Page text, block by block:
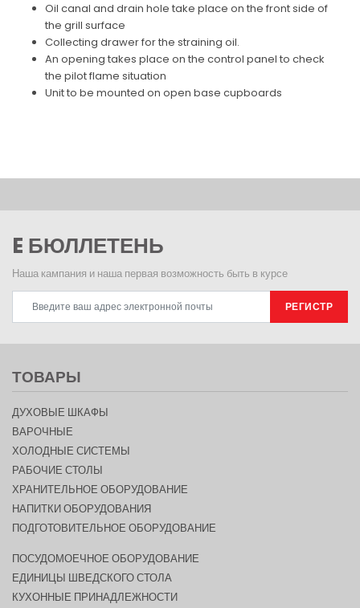
Oil canal and drain hole take place on the front side of
the grill surface
Collecting drawer for the straining oil.
An opening takes place on the control panel to check
the pilot flame situation
Unit to be mounted on open base cupboards
E БЮЛЛЕТЕНЬ
Наша кампания и наша первая возможность быть в курсе
РЕГИСТР
ТОВАРЫ
ДУХОВЫЕ ШКАФЫ
ВАРОЧНЫЕ
ХОЛОДНЫЕ СИСТЕМЫ
РАБОЧИЕ СТОЛЫ
ХРАНИТЕЛЬНОЕ ОБОРУДОВАНИЕ
НАПИТКИ ОБОРУДОВАНИЯ
ПОДГОТОВИТЕЛЬНОЕ ОБОРУДОВАНИЕ
ПОСУДОМОЕЧНОЕ ОБОРУДОВАНИЕ
ЕДИНИЦЫ ШВЕДСКОГО СТОЛА
КУХОННЫЕ ПРИНАДЛЕЖНОСТИ